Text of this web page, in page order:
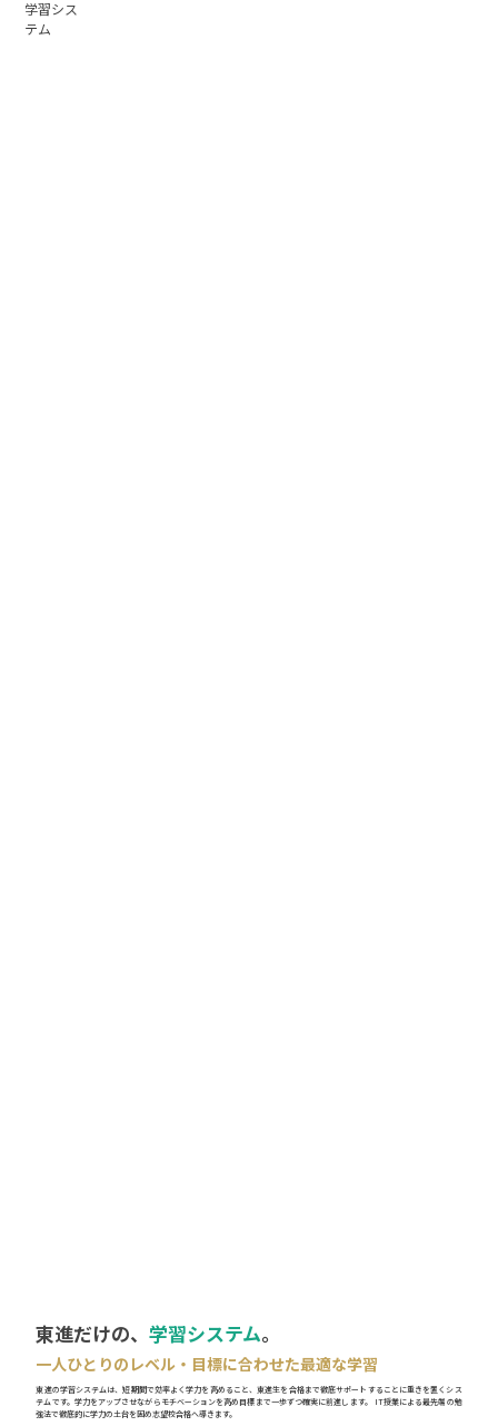
東進だけの、学習システム。
一人ひとりのレベル・目標に合わせた最適な学習
東進の学習システムは、短期間で効率よく学力を高めること、東進生を合格まで徹底サポートすることに重きを置くシス
テムです。学力をアップさせながらモチベーションを高め目標まで一歩ずつ確実に前進します。 IT授業による最先端の勉
強法で徹底的に学力の土台を固め志望校合格へ導きます。